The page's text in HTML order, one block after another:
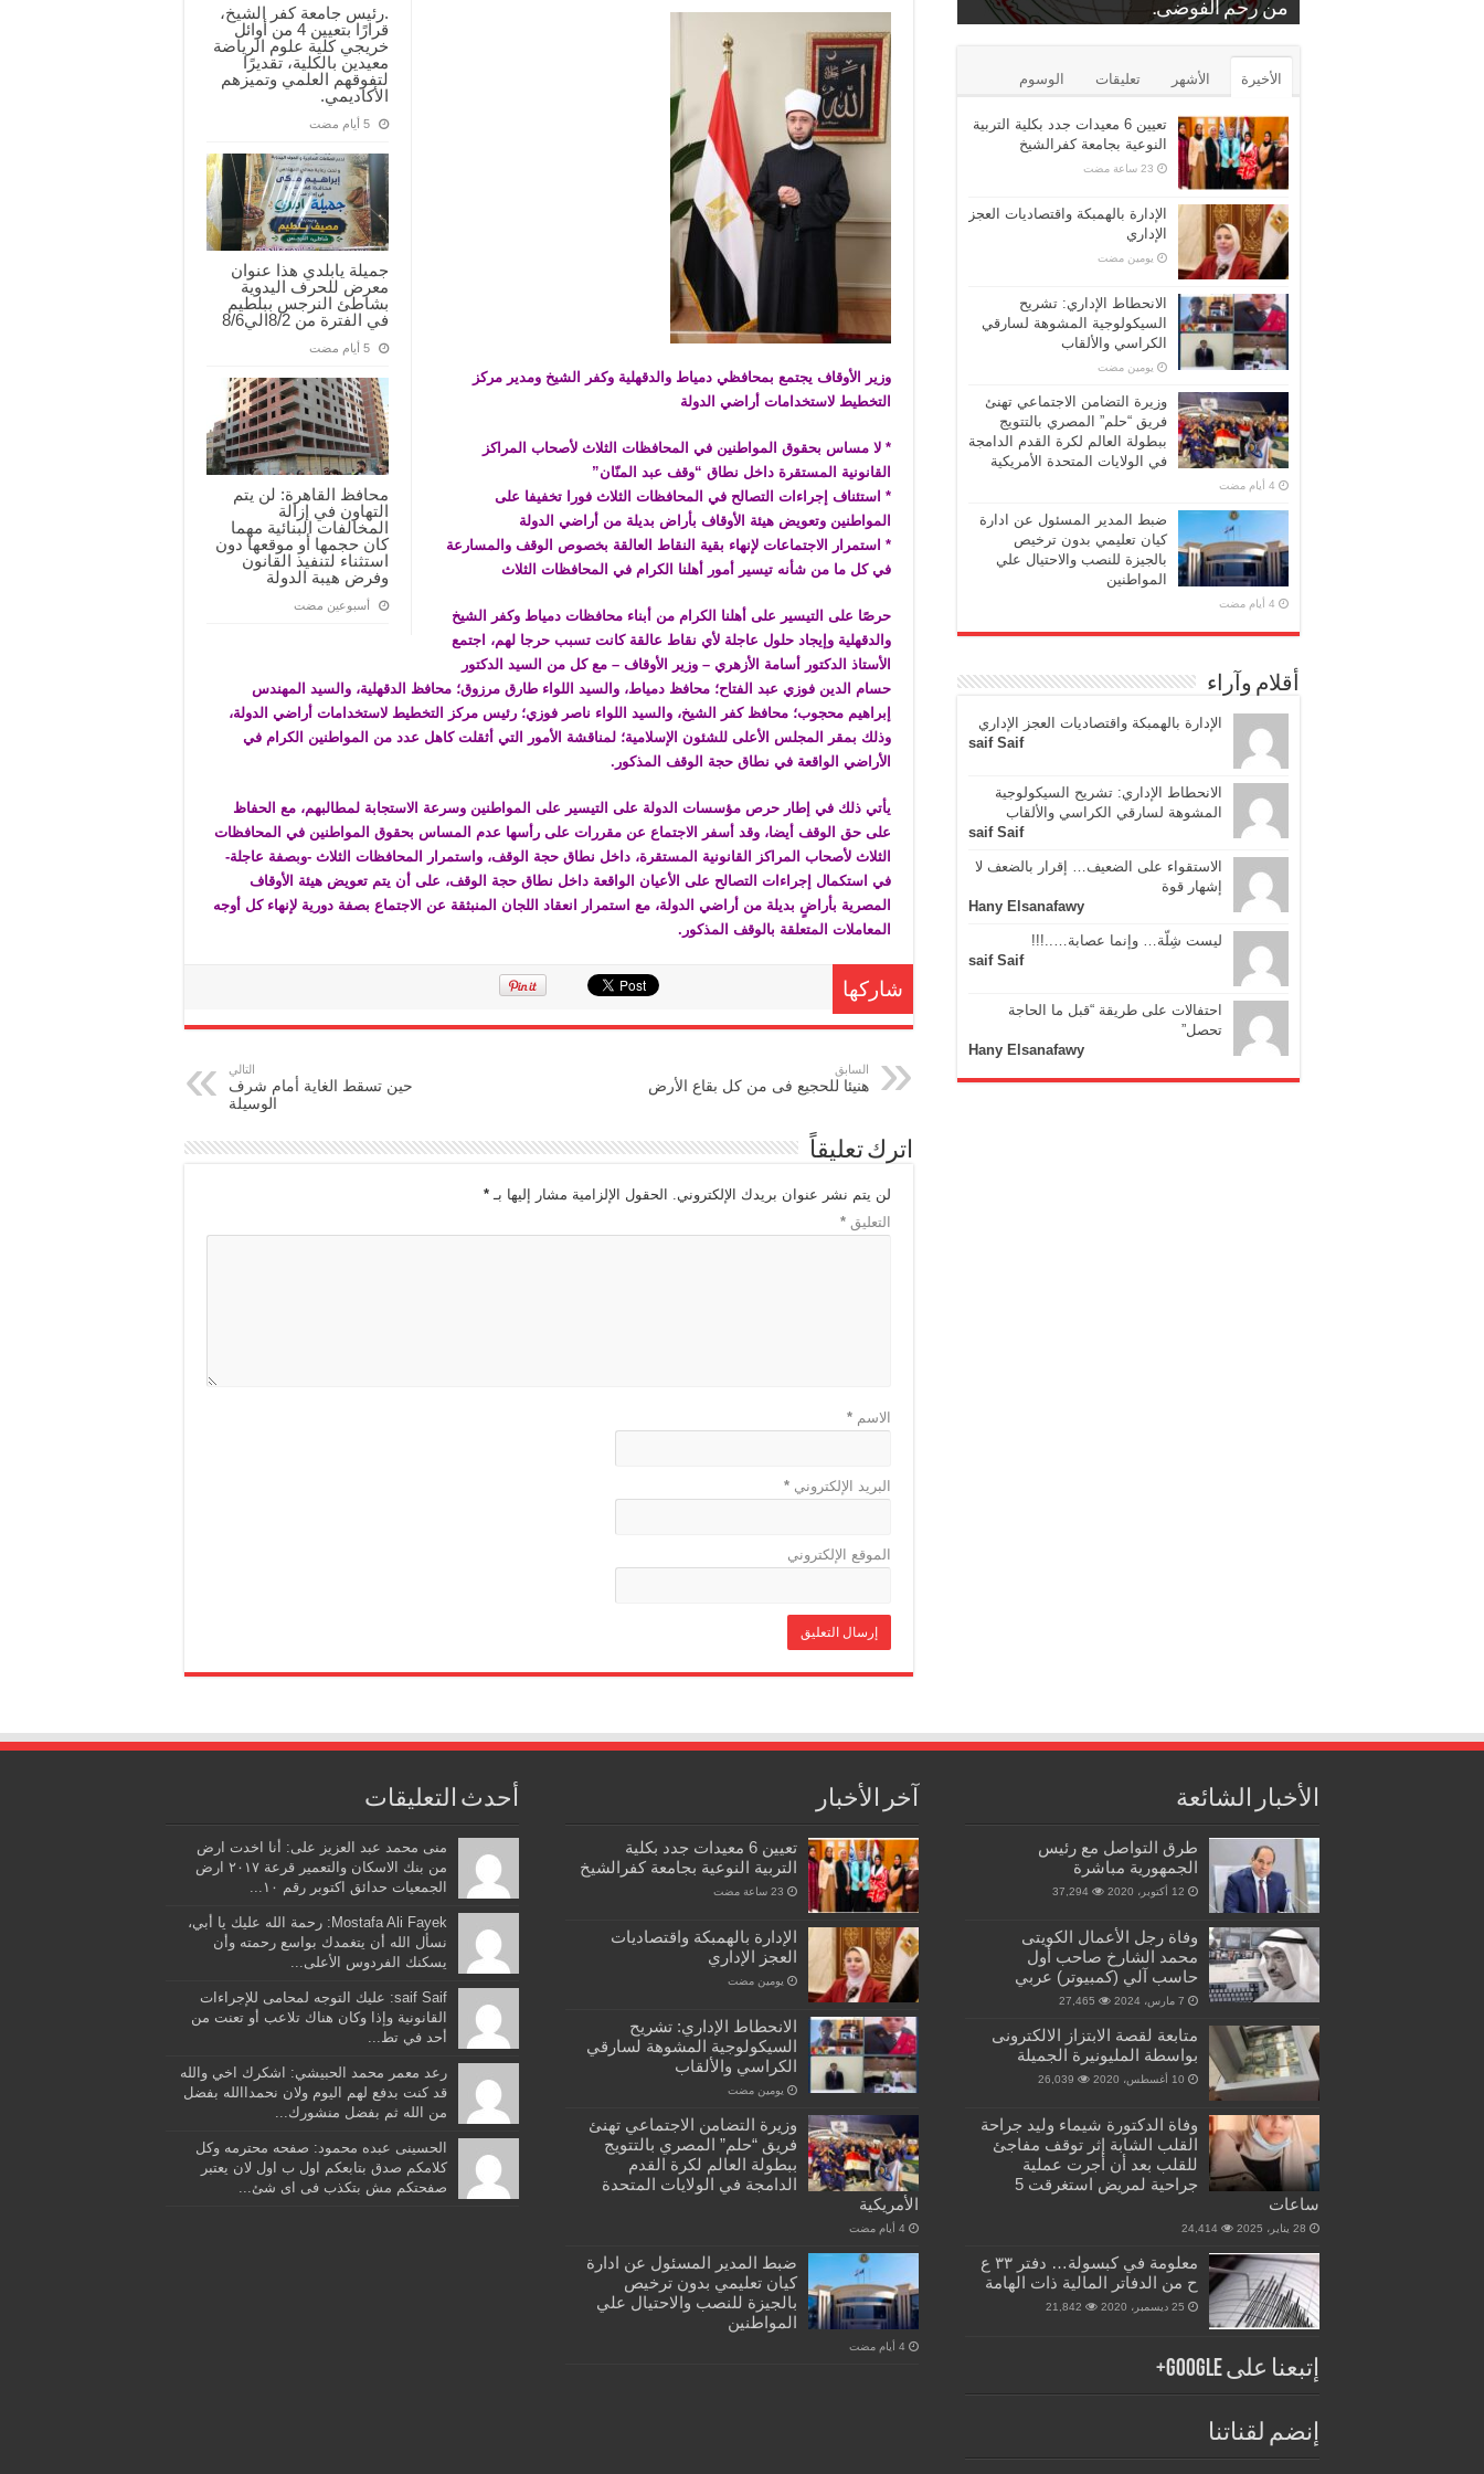
.رئيس جامعة كفر الشيخ،
قرارًا بتعيين 4 من أوائل
خريجي كلية علوم الرياضة
معيدين بالكلية، تقديرًا
لتفوقهم العلمي وتميزهم
الأكاديمي.
جميلة يابلدي هذا عنوان
معرض للحرف اليدوية
بشاطئ النرجس ببلطيم
في الفترة من 8/2الي8/6
محافظ القاهرة: لن يتم
التهاون في إزالة
المخالفات البنائية مهما
كان حجمها أو موقعها دون
استثناء لتنفيذ القانون
وفرض هيبة الدولة
‏أسبوعين مضت
وزير الأوقاف يجتمع بمحافظي دمياط والدقهلية وكفر الشيخ ومدير مركز
التخطيط لاستخدامات أراضي الدولة
* لا مساس بحقوق المواطنين في المحافظات الثلاث لأصحاب المراكز
القانونية المستقرة داخل نطاق “وقف عبد المنّان”
* استئناف إجراءات التصالح في المحافظات الثلاث فورا تخفيفا على
المواطنين وتعويض هيئة الأوقاف بأراض بديلة من أراضي الدولة
* استمرار الاجتماعات لإنهاء بقية النقاط العالقة بخصوص الوقف والمسارعة
في كل ما من شأنه تيسير أمور أهلنا الكرام في المحافظات الثلاث
حرصًا على التيسير على أهلنا الكرام من أبناء محافظات دمياط وكفر الشيخ
والدقهلية وإيجاد حلول عاجلة لأي نقاط عالقة كانت تسبب حرجا لهم، اجتمع
الأستاذ الدكتور أسامة الأزهري – وزير الأوقاف – مع كل من السيد الدكتور
حسام الدين فوزي عبد الفتاح؛ محافظ دمياط، والسيد اللواء طارق مرزوق؛ محافظ الدقهلية، والسيد المهندس
إبراهيم محجوب؛ محافظ كفر الشيخ، والسيد اللواء ناصر فوزي؛ رئيس مركز التخطيط لاستخدامات أراضي الدولة،
وذلك بمقر المجلس الأعلى للشئون الإسلامية؛ لمناقشة الأمور التي أثقلت كاهل عدد من المواطنين الكرام في
الأراضي الواقعة في نطاق حجة الوقف المذكور.
يأتي ذلك في إطار حرص مؤسسات الدولة على التيسير على المواطنين وسرعة الاستجابة لمطالبهم، مع الحفاظ
على حق الوقف أيضا، وقد أسفر الاجتماع عن مقررات على رأسها عدم المساس بحقوق المواطنين في المحافظات
الثلاث لأصحاب المراكز القانونية المستقرة، داخل نطاق حجة الوقف، واستمرار المحافظات الثلاث -وبصفة عاجلة-
في استكمال إجراءات التصالح على الأعيان الواقعة داخل نطاق حجة الوقف، على أن يتم تعويض هيئة الأوقاف
المصرية بأراضٍ بديلة من أراضي الدولة، مع استمرار انعقاد اللجان المنبثقة عن الاجتماع بصفة دورية لإنهاء كل أوجه
المعاملات المتعلقة بالوقف المذكور.
شاركها
السابق
هنيئا للحجيع فى من كل بقاع الأرض
التالي
حين تسقط الغاية أمام شرف
الوسيلة
اترك تعليقاً
لن يتم نشر عنوان بريدك الإلكتروني. الحقول الإلزامية مشار إليها بـ *
التعليق *
الاسم *
البريد الإلكتروني *
الموقع الإلكتروني
من رحم الفوضى.
برونزية كأس مصر للتايكوندو
الشرب عن مركز الرياض بكفر الشيخ
بيع بالمزاد العلني…محكمه المحله الكبرى
بمنشة الشرقية
محامين كفرالشيخ الاستاذ فراج زعفان
د. عايدة عبدالبارى.
الأخيرة الأشهر تعليقات الوسوم
تعيين 6 معيدات جدد بكلية التربية
النوعية بجامعة كفرالشيخ
الإدارة بالهمبكة واقتصاديات العجز
الإداري
‏يومين مضت
الانحطاط الإداري: تشريح
السيكولوجية المشوهة لسارقي
الكراسي والألقاب
‏يومين مضت
وزيرة التضامن الاجتماعي تهنئ
فريق “حلم” المصري بالتتويج
ببطولة العالم لكرة القدم الدامجة
في الولايات المتحدة الأمريكية
ضبط المدير المسئول عن ادارة
كيان تعليمي بدون ترخيص
بالجيزة للنصب والاحتيال علي
المواطنين
أقلام وآراء
الإدارة بالهمبكة واقتصاديات العجز الإداري
saif Saif
الانحطاط الإداري: تشريح السيكولوجية
المشوهة لسارقي الكراسي والألقاب
saif Saif
الاستقواء على الضعيف… إقرار بالضعف لا
إشهار قوة
Hany Elsanafawy
ليست شِلّة… وإنما عصابة…..!!!
saif Saif
احتفالات على طريقة “قبل ما الحاجة
تحصل”
Hany Elsanafawy
الأخبار الشائعة
طرق التواصل مع رئيس
الجمهورية مباشرة
12 أكتوبر، 2020 37,294
وفاة رجل الأعمال الكويتى
محمد الشارخ صاحب أول
حاسب آلي (كمبيوتر) عربي
7 مارس، 2024 27,465
متابعة لقصة الابتزاز الالكترونى
بواسطة المليونيرة الجميلة
10 أغسطس، 2020 26,039
وفاة الدكتورة شيماء وليد جراحة
القلب الشابة إثر توقف مفاجئ
للقلب بعد أن أجرت عملية
جراحية لمريض استغرقت 5
ساعات
28 يناير، 2025 24,414
معلومة في كبسولة… دفتر ٣٣ ع
ح من الدفاتر المالية ذات الهامة
25 ديسمبر، 2020 21,842
إتبعنا على Google+
إنضم لقناتنا
آخر الأخبار
تعيين 6 معيدات جدد بكلية
التربية النوعية بجامعة كفرالشيخ
الإدارة بالهمبكة واقتصاديات
العجز الإداري
‏يومين مضت
الانحطاط الإداري: تشريح
السيكولوجية المشوهة لسارقي
الكراسي والألقاب
‏يومين مضت
وزيرة التضامن الاجتماعي تهنئ
فريق “حلم” المصري بالتتويج
ببطولة العالم لكرة القدم
الدامجة في الولايات المتحدة
الأمريكية
ضبط المدير المسئول عن ادارة
كيان تعليمي بدون ترخيص
بالجيزة للنصب والاحتيال علي
المواطنين
أحدث التعليقات
منى محمد عبد العزيز على: أنا اخدت ارض
من بنك الاسكان والتعمير قرعة ٢٠١٧ ارض
الجمعيات حدائق اكتوبر رقم ١٠...
Mostafa Ali Fayek: رحمة الله عليك يا أبي،
نسأل الله أن يتغمدك بواسع رحمته وأن
يسكنك الفردوس الأعلى...
saif Saif: عليك التوجه لمحامى للإجراءات
القانونية وإذا وكان هناك تلاعب أو تعنت من
أحد في تط...
رعد معمر محمد الحبيشي: اشكرك اخي والله
قد كنت بدفع لهم اليوم ولان نحمداالله بفضل
من الله ثم بفضل منشورك...
الحسينى عبده محمود: صفحه محترمه وكل
كلامكم صدق بتابعكم اول ب اول لان يعتبر
صفحتكم مش بتكذب فى اى شئ...